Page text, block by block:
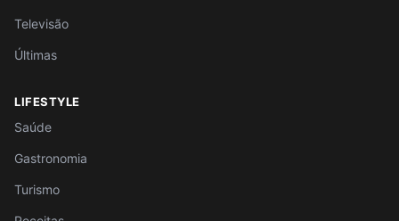
Televisão
Últimas
LIFESTYLE
Saúde
Gastronomia
Turismo